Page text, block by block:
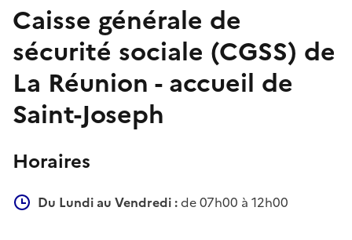
Caisse générale de
sécurité sociale (CGSS) de
La Réunion - accueil de
Saint-Joseph
Horaires
Du Lundi au Vendredi :de 07h00 à 12h00